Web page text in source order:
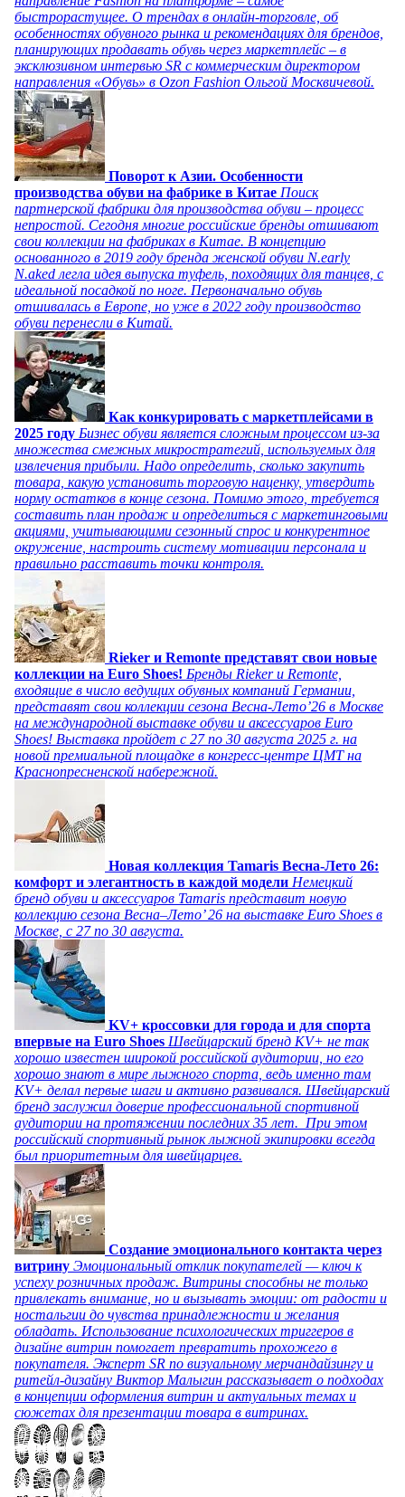
быстрорастущее. О трендах в онлайн-торговле, об
особенностях обувного рынка и рекомендациях для брендов,
планирующих продавать обувь через маркетплейс – в
эксклюзивном интервью SR с коммерческим директором
направления «Обувь» в Ozon Fashion Ольгой Москвичевой.
Поворот к Азии. Особенности
производства обуви на фабрике в Китае Поиск
партнерской фабрики для производства обуви – процесс
непростой. Сегодня многие российские бренды отшивают
свои коллекции на фабриках в Китае. В концепцию
основанного в 2019 году бренда женской обуви N.early
N.aked легла идея выпуска туфель, походящих для танцев, с
идеальной посадкой по ноге. Первоначально обувь
отшивалась в Европе, но уже в 2022 году производство
обуви перенесли в Китай.
Как конкурировать с маркетплейсами в
2025 году Бизнес обуви является сложным процессом из-за
множества смежных микростратегий, используемых для
извлечения прибыли. Надо определить, сколько закупить
товара, какую установить торговую наценку, утвердить
норму остатков в конце сезона. Помимо этого, требуется
составить план продаж и определиться с маркетинговыми
акциями, учитывающими сезонный спрос и конкурентное
окружение, настроить систему мотивации персонала и
правильно расставить точки контроля.
Rieker и Remonte представят свои новые
коллекции на Euro Shoes! Бренды Rieker и Remonte,
входящие в число ведущих обувных компаний Германии,
представят свои коллекции сезона Весна-Лето’26 в Москве
на международной выставке обуви и аксессуаров Euro
Shoes! Выставка пройдет c 27 по 30 августа 2025 г. на
новой премиальной площадке в конгресс-центре ЦМТ на
Краснопресненской набережной.
Новая коллекция Tamaris Весна-Лето 26:
комфорт и элегантность в каждой модели Немецкий
бренд обуви и аксессуаров Tamaris представит новую
коллекцию сезона Весна–Лето’ 26 на выставке Euro Shoes в
Москве, с 27 по 30 августа.
KV+ кроссовки для города и для спорта
впервые на Euro Shoes Швейцарский бренд KV+ не так
хорошо известен широкой российской аудитории, но его
хорошо знают в мире лыжного спорта, ведь именно там
KV+ делал первые шаги и активно развивался. Швейцарский
бренд заслужил доверие профессиональной спортивной
аудитории на протяжении последних 35 лет. При этом
российский спортивный рынок лыжной экипировки всегда
был приоритетным для швейцарцев.
Создание эмоционального контакта через
витрину Эмоциональный отклик покупателей — ключ к
успеху розничных продаж. Витрины способны не только
привлекать внимание, но и вызывать эмоции: от радости и
ностальгии до чувства принадлежности и желания
обладать. Использование психологических триггеров в
дизайне витрин помогает превратить прохожего в
покупателя. Эксперт SR по визуальному мерчандайзингу и
ритейл-дизайну Виктор Малыгин рассказывает о подходах
в концепции оформления витрин и актуальных темах и
сюжетах для презентации товара в витринах.